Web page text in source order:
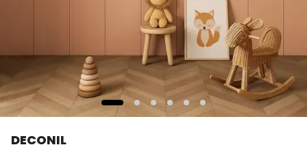
DECONIL